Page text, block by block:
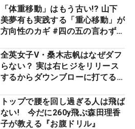
「体重移動」はもう古い!? 山下
美夢有も実践する「重心移動」が
方向性のカギ #四の五の言わず振
全英女子V・桑木志帆はなぜダフ
らない？ 実は右ヒジをリリース
するからダウンブローに打てる #
トップで腰を回し過ぎる人は飛ば
ない! 今だに260y飛ぶ森田理香
子が教える『お腹ドリル』